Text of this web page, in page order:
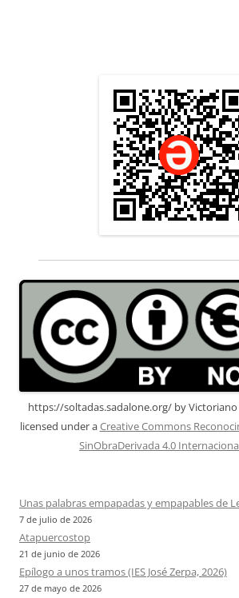
https://soltadas.sadalone.org/ byVictoriano
licensed under aCreative Commons
SinObraDerivada 4.0
Unas palabras empapadas y empapables de
7 de julio de 2026
Atapuercostop
21 de junio de 2026
Epílogo a unos tramos (IES José Zerpa, 2026)
27 de mayo de 2026